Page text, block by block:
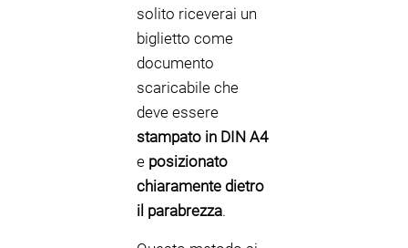
solito riceverai un
biglietto come
documento
scaricabile che
deve essere
stampato in DIN A4
e posizionato
chiaramente dietro
il parabrezza.